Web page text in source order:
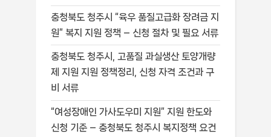
충청북도 청주시 “육우 품질고급화 장려금 지
원” 복지 지원 정책 – 신청 절차 및 필요 서류
충청북도 청주시, 고품질 과실생산 토양개량
제 지원 지원 정책정리, 신청 자격 조건과 구
비 서류
“여성장애인 가사도우미 지원” 지원 한도와
신청 기준 – 충청북도 청주시 복지정책 요건